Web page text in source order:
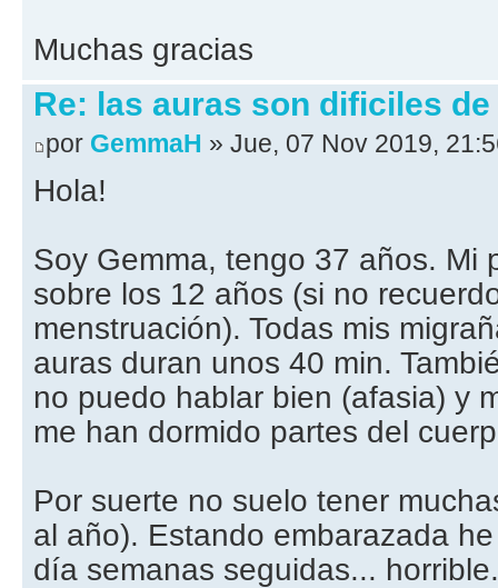
Muchas gracias
Re: las auras son dificiles
por GemmaH » Jue, 07 Nov 2019,
Hola!
Soy Gemma, tengo 37 años. Mi
sobre los 12 años (si no
menstruación). Todas mis
auras duran unos 40 min.
no puedo hablar bien (afasia) y
me han dormido partes del
Por suerte no suelo tener
al año). Estando embarazada
día semanas seguidas...